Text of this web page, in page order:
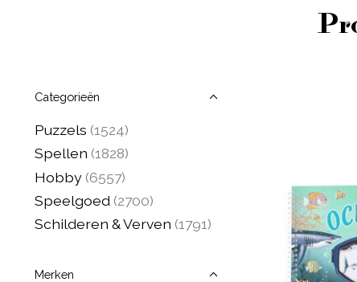
Categorieën
Puzzels (1524)
Spellen (1828)
Hobby (6557)
Speelgoed (2700)
Schilderen & Verven (1791)
Merken